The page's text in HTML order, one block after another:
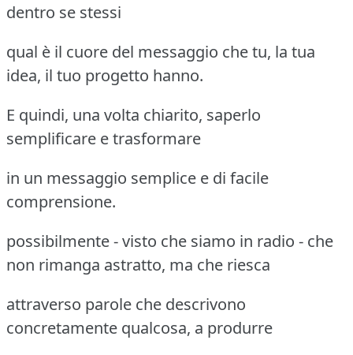
dentro se stessi
qual è il cuore del messaggio che tu, la tua
idea, il tuo progetto hanno.
E quindi, una volta chiarito, saperlo
semplificare e trasformare
in un messaggio semplice e di facile
comprensione.
possibilmente - visto che siamo in radio - che
non rimanga astratto, ma che riesca
attraverso parole che descrivono
concretamente qualcosa, a produrre